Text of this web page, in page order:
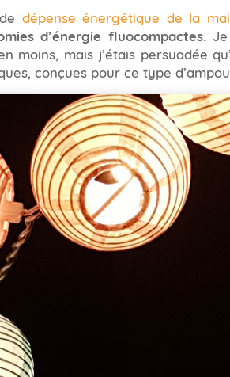
dépense énergétique de la
d’énergie fluocompactes.
moins, mais j’étais persuadée
conçues pour ce type